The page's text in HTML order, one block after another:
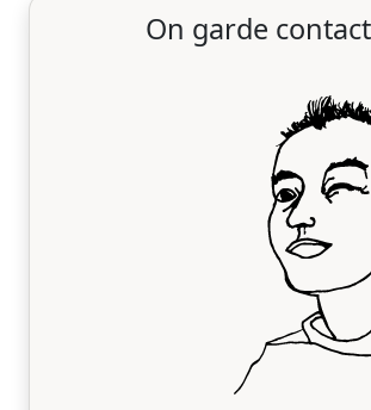
On garde